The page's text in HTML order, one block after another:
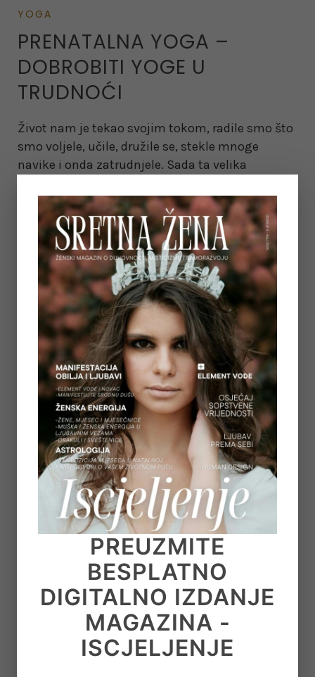
YOGA
PRENATALNA YOGA –
DOBROBITI YOGE U
TRUDNOĆI
Život nam je tekao svojim tokom, radile smo što
smo voljele, učile, družile se, stekle mnoge
navike i onda zatrudnjele. Sada ta velika
PROČITAJTE VIŠE...
on February 3, 2022
MOĆ NAMJERE – KAKO
PRONAĆI ISKRU KOJA NAS
POKREĆE
Kao prvo što je namjera? I drugo, zašto ih
osvijestiti? Za potrebe ovog teksta idemo ovako
definirati: namjera je pokretačka sila. Ako pojam
PREUZMITE
BESPLATNO
DIGITALNO IZDANJE
MAGAZINA -
ISCJELJENJE